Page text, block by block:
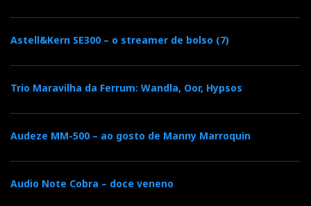
Hifi and the City Episode 1: Luxury audio as guest
http://www.hificlube.net/pt/artigos/noticias/world-
of-mcintosh-new-york.aspx
Astell&Kern SE300 – o streamer de bolso (7)
Trio Maravilha da Ferrum: Wandla, Oor, Hypsos
Audeze MM-500 – ao gosto de Manny Marroquin
Audio Note Cobra – doce veneno